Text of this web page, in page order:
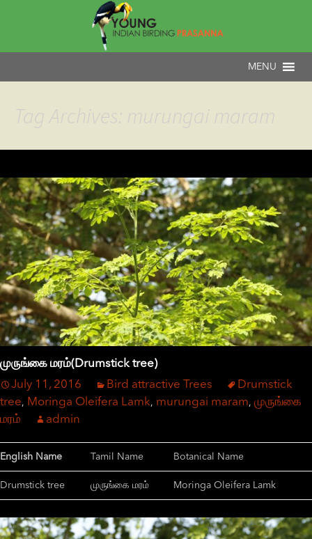
Tag Archives: murungai maram
முருங்கை மரம்(Drumstick tree)
July 11, 2016
Bird attractive Trees
Drumstick
tree, Moringa Oleifera Lamk, murungai maram, முருங்கை
மரம்
admin
English Name Tamil Name Botanical Name
Drumstick tree முருங்கை மரம் Moringa Oleifera Lamk